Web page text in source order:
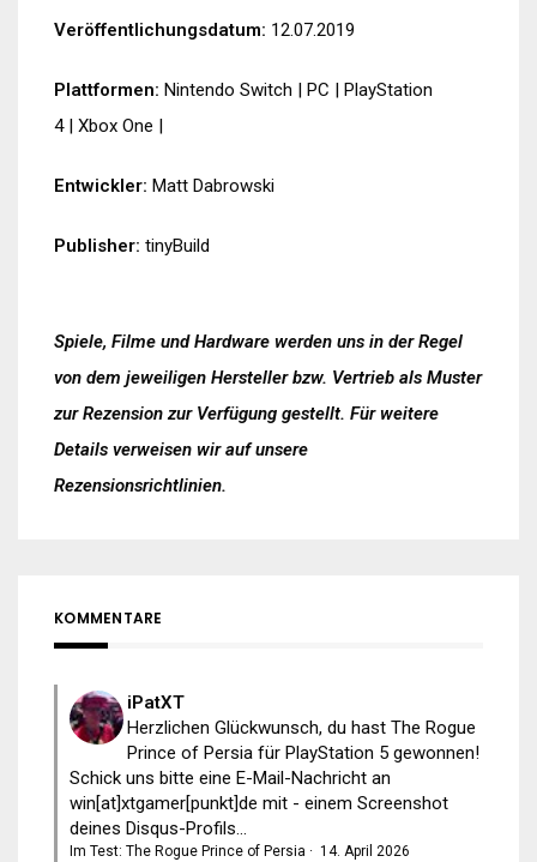
Veröffentlichungsdatum: 12.07.2019
Plattformen: Nintendo Switch | PC | PlayStation
4| Xbox One |
Entwickler: Matt Dabrowski
Publisher: tinyBuild
Spiele, Filme und Hardware werden uns in der Regel
von dem jeweiligen Hersteller bzw. Vertrieb als Muster
zur Rezension zur Verfügung gestellt. Für weitere
Details verweisen wir auf unsere
Rezensionsrichtlinien.
KOMMENTARE
iPatXT
Herzlichen Glückwunsch, du hast The Rogue
Prince of Persia für PlayStation 5 gewonnen!
Schick uns bitte eine E-Mail-Nachricht an
win[at]xtgamer[punkt]de mit - einem Screenshot
deines Disqus-Profils...
Im Test: The Rogue Prince of Persia · 14. April 2026